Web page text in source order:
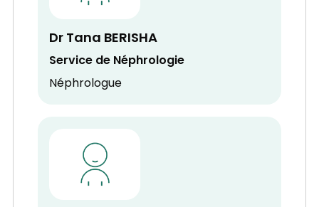
Dr Tana BERISHA
Service de Néphrologie
Néphrologue